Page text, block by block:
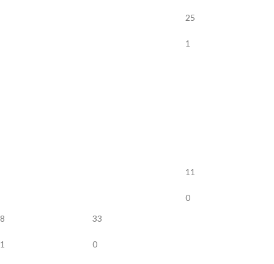
25
1
8
1
33
0
11
0